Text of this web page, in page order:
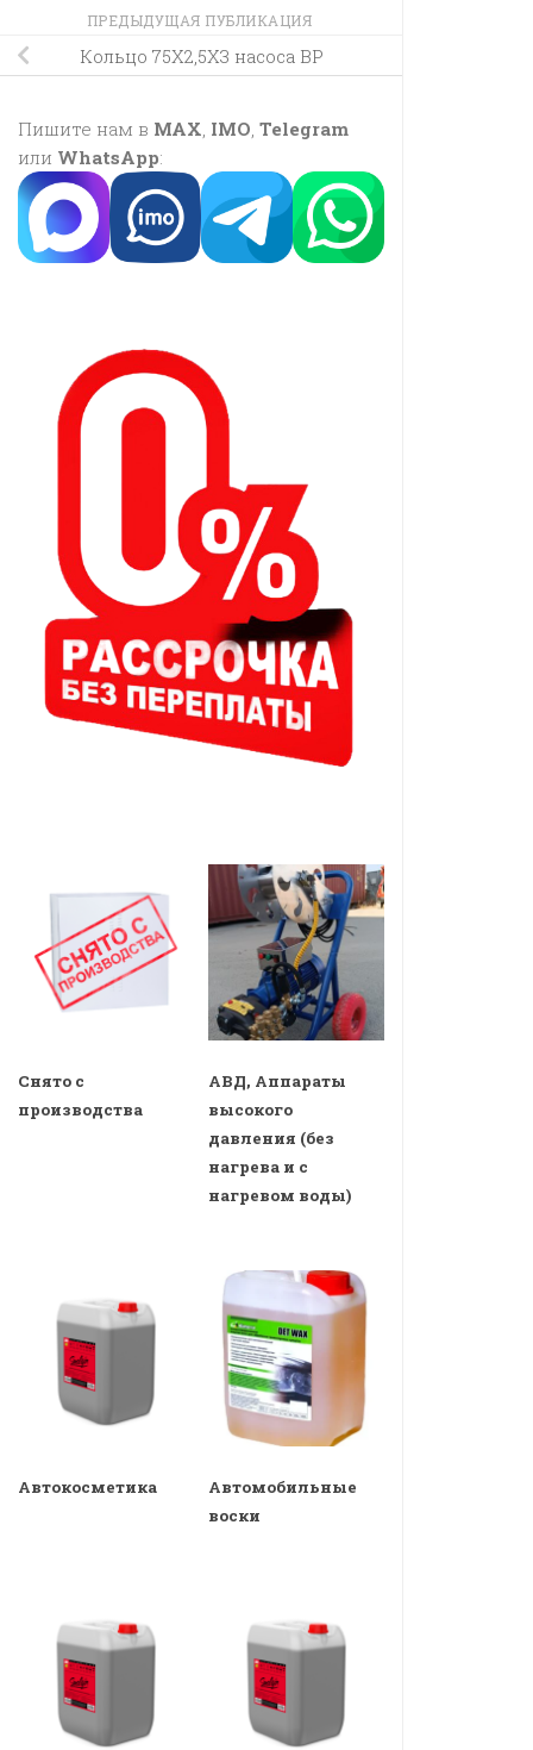
ПРЕДЫДУЩАЯ ПУБЛИКАЦИЯ
Кольцо 75X2,5X3 насоса BP
Пишите нам в MAX IMO Telegram
или WhatsApp:
Снято с
производства
АВД, Аппараты
высокого
давления (без
нагрева и с
нагревом воды)
Автокосметика
Автомобильные
воски